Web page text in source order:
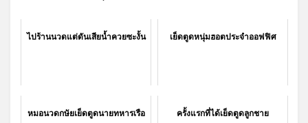
ไปร้านนวดแต่ดันเสียน้ำควยซะงั้น เย็ดตูดหนุ่มฮอตประจำออฟฟิศ
หมอนวดกษัยเย็ดตูดนายทหารเรือ ครั้งแรกที่ได้เย็ดตูดลูกชาย